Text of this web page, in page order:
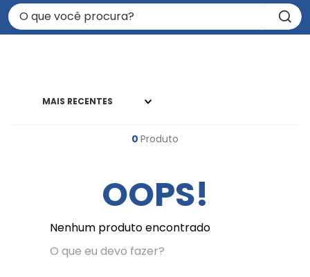
O que você procura?
MAIS RECENTES
0 Produto
OOPS!
Nenhum produto encontrado
O que eu devo fazer?